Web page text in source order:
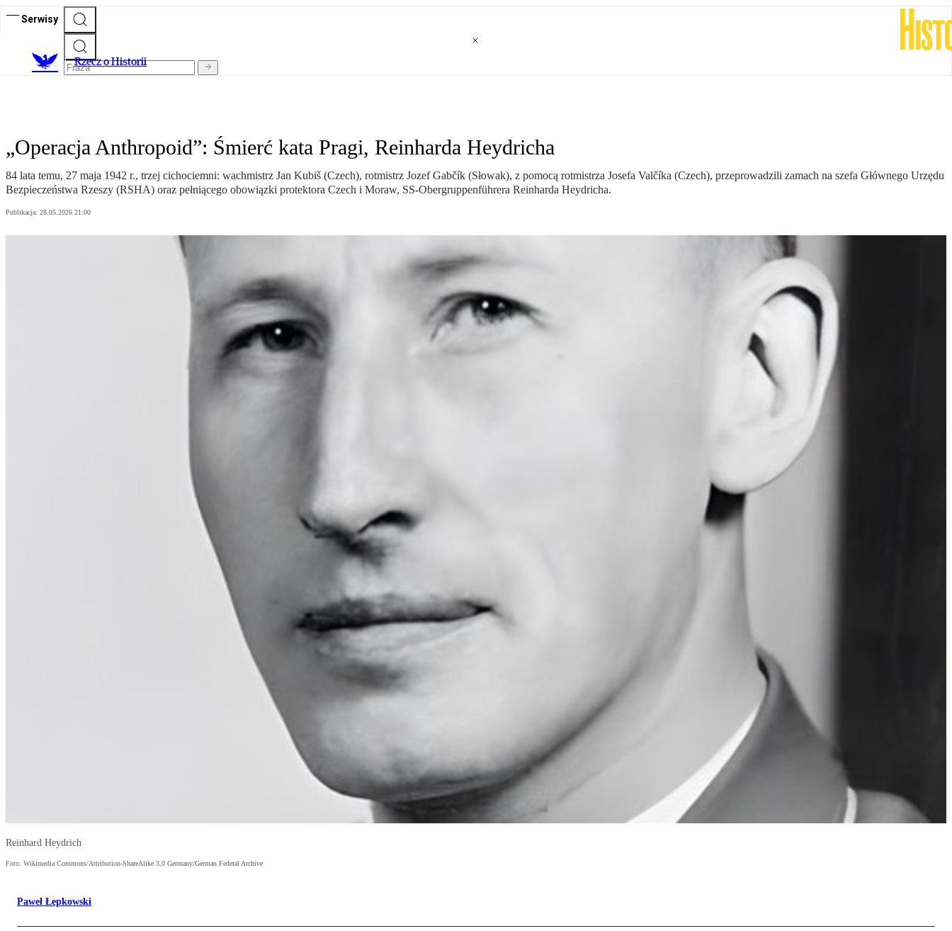
Serwisy
Rzecz o Historii
„Operacja Anthropoid”: Śmierć kata Pragi, Reinharda Heydricha
84 lata temu, 27 maja 1942 r., trzej cichociemni: wachmistrz Jan Kubiš (Czech), rotmistrz Jozef Gabčík (Słowak), z pomocą rotmistrza Josefa Valčíka (Czech), przeprowadzili zamach na szefa Głównego Urzędu
Bezpieczeństwa Rzeszy (RSHA) oraz pełniącego obowiązki protektora Czech i Moraw, SS-Obergruppenführera Reinharda Heydricha.
Publikacja: 28.05.2026 21:00
Reinhard Heydrich
Foto: Wikimedia Commons/Attribution-ShareAlike 3.0 Germany/German Federal Archive
Paweł Łepkowski